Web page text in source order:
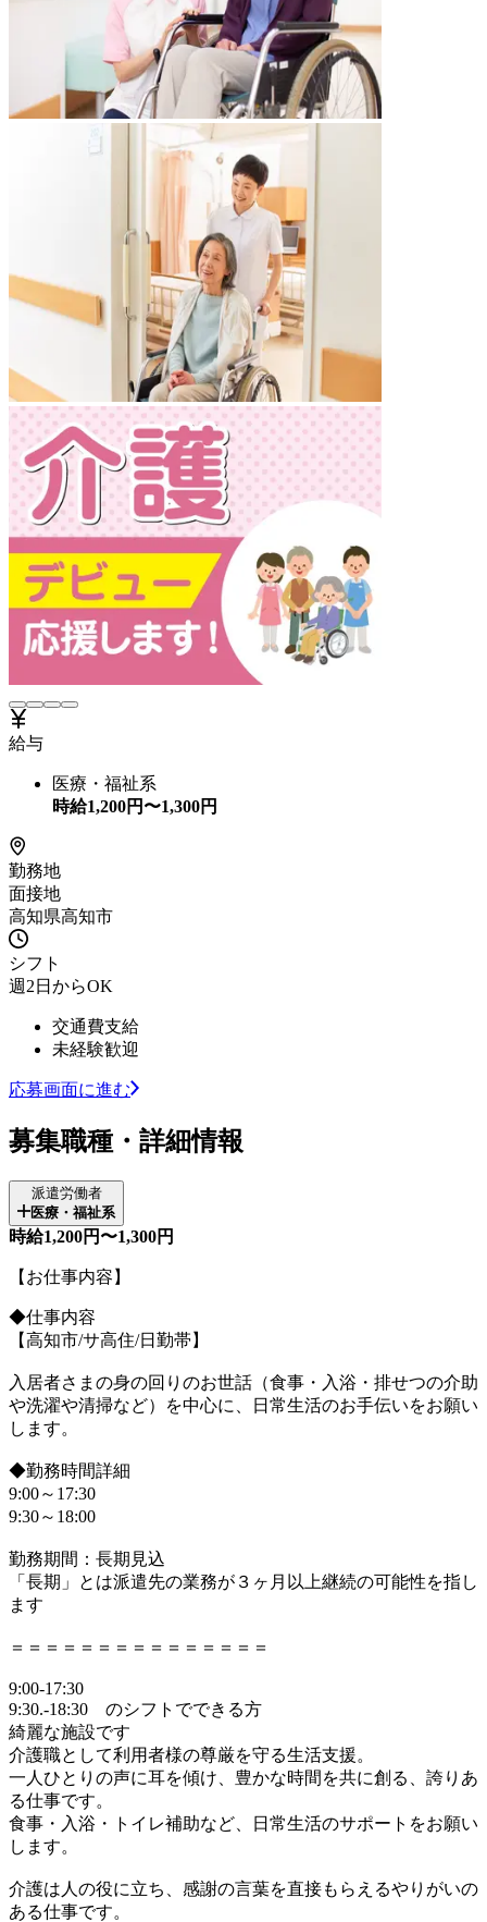
給与
医療・福祉系
時給1,200円〜1,300円
勤務地
面接地
高知県高知市
シフト
週2日からOK
交通費支給
未経験歓迎
応募画面に進む
募集職種・詳細情報
派遣労働者
医療・福祉系
時給1,200円〜1,300円
【お仕事内容】
◆仕事内容
【高知市/サ高住/日勤帯】
入居者さまの身の回りのお世話（食事・入浴・排せつの介助
や洗濯や清掃など）を中心に、日常生活のお手伝いをお願い
します。
◆勤務時間詳細
9:00～17:30
9:30～18:00
勤務期間：長期見込
「長期」とは派遣先の業務が３ヶ月以上継続の可能性を指し
ます
＝＝＝＝＝＝＝＝＝＝＝＝＝＝＝
9:00-17:30
9:30.-18:30 のシフトでできる方
綺麗な施設です
介護職として利用者様の尊厳を守る生活支援。
一人ひとりの声に耳を傾け、豊かな時間を共に創る、誇りあ
る仕事です。
食事・入浴・トイレ補助など、日常生活のサポートをお願い
します。
介護は人の役に立ち、感謝の言葉を直接もらえるやりがいの
ある仕事です。